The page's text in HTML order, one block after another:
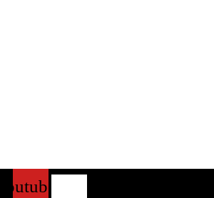
Youtube